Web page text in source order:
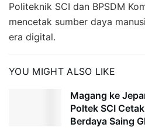
Politeknik SCI dan BPSDM
mencetak sumber daya
era digital.
YOU MIGHT ALSO LIKE
Magang ke
Poltek SCI
Berdaya Saing